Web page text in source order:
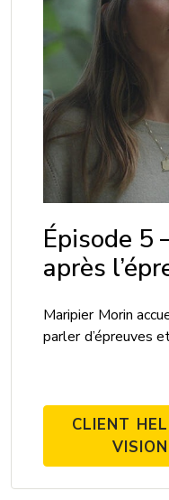
Épisode 5
après
Maripier Morin
parler d’épreuves
CLIENT